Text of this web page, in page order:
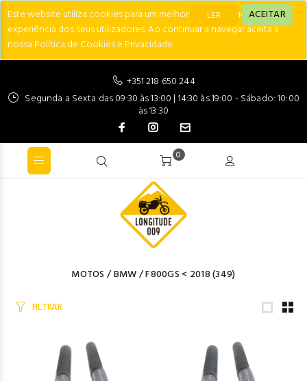
Este website utiliza cookies para um melhor desempenho e
experiência dos seus utilizadores. Ao continuar a navegar aceita a
nossa Política de Cookies e Privacidade.
LER ACEITAR
+351 218 650 244
Segunda a Sexta das 09:30 às 13:00 | 14:30 às 19:00 - Sábado: 10:00
às 13:30
0
MOTOS /BMW/F800GS < 2018(349)
FILTRAR